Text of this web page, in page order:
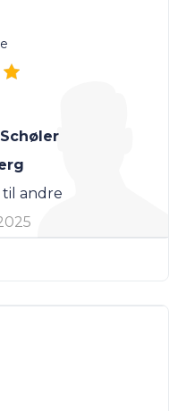
andre